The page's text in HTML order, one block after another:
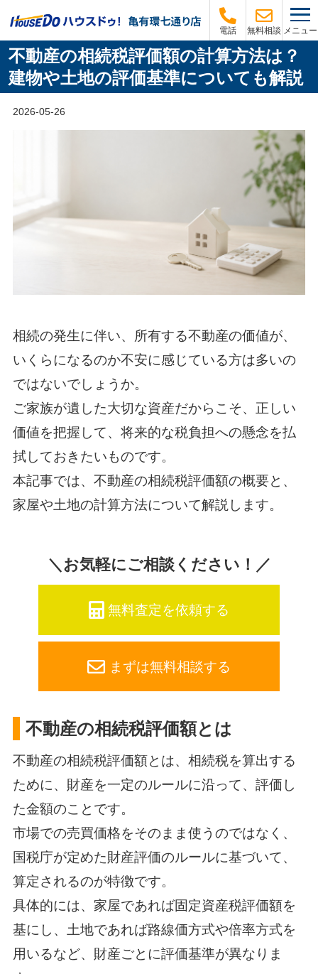
電話 無料相談 メニュー
不動産の相続税評価額の計算方法は？
建物や土地の評価基準についても解説
2026-05-26
相続の発生に伴い、所有する不動産の価値が、
いくらになるのか不安に感じている方は多いの
ではないでしょうか。
ご家族が遺した大切な資産だからこそ、正しい
価値を把握して、将来的な税負担への懸念を払
拭しておきたいものです。
本記事では、不動産の相続税評価額の概要と、
家屋や土地の計算方法について解説します。
＼お気軽にご相談ください！／
無料査定を依頼する
まずは無料相談する
不動産の相続税評価額とは
不動産の相続税評価額とは、相続税を算出する
ために、財産を一定のルールに沿って、評価し
た金額のことです。
市場での売買価格をそのまま使うのではなく、
国税庁が定めた財産評価のルールに基づいて、
算定されるのが特徴です。
具体的には、家屋であれば固定資産税評価額を
基にし、土地であれば路線価方式や倍率方式を
用いるなど、財産ごとに評価基準が異なりま